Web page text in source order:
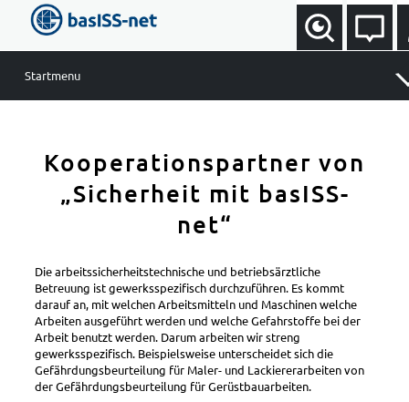
Startmenu
Gefährdungsbeurteilung
Gefahrstoffmanagement
Arbeitsmittel
Erste Hilfe / Brandschutz
Betriebliches Eingliederungsmanagement (BEM)
Preisübersicht Arbeitsschutzportal
weitere Leistungen
Kooperationspartner von
„Sicherheit mit basISS-
net“
Die arbeitssicherheitstechnische und betriebsärztliche
Betreuung ist gewerksspezifisch durchzuführen. Es kommt
darauf an, mit welchen Arbeitsmitteln und Maschinen welche
Arbeiten ausgeführt werden und welche Gefahrstoffe bei der
Arbeit benutzt werden. Darum arbeiten wir streng
gewerksspezifisch. Beispielsweise unterscheidet sich die
Gefährdungsbeurteilung für Maler- und Lackiererarbeiten von
der Gefährdungsbeurteilung für Gerüstbauarbeiten.